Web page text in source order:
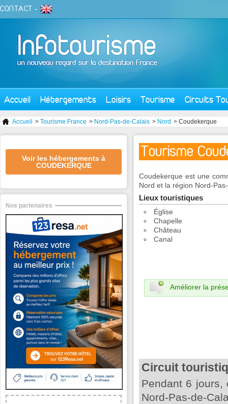
CONTACT -
Accueil Hébergements Loisirs Tourisme Circuits
Accueil > Tourisme France > Nord-Pas-de-Calais > Nord > Coudekerque
Tourisme
Coudekerque est une
Nord et la région Nord-
Lieux touristiques
Église
Chapelle
Château
Canal
Améliorer la
Circuit
Pendant 6 jours,
Nord-Pas-de-
Voir les hébergements à
COUDEKERQUE
Nos partenaires